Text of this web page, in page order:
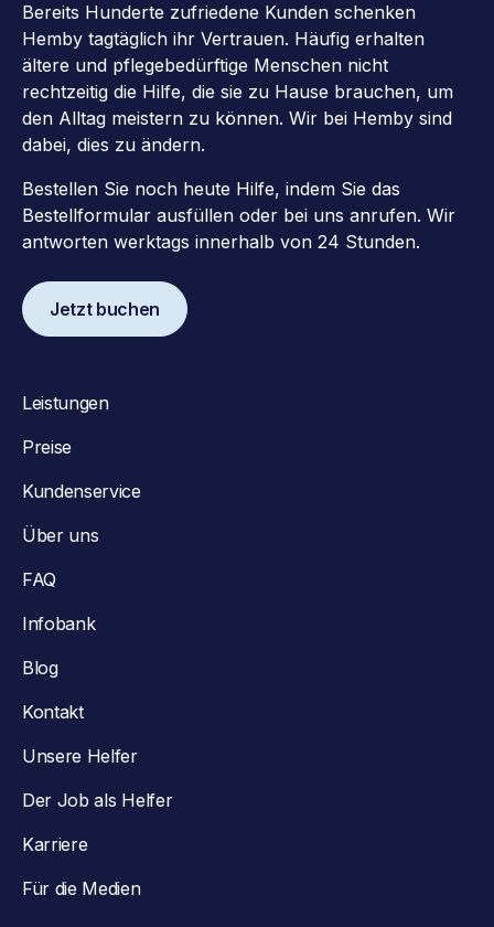
Bereits Hunderte zufriedene Kunden schenken
Hemby tagtäglich ihr Vertrauen. Häufig erhalten
ältere und pflegebedürftige Menschen nicht
rechtzeitig die Hilfe, die sie zu Hause brauchen, um
den Alltag meistern zu können. Wir bei Hemby sind
dabei, dies zu ändern.
Bestellen Sie noch heute Hilfe, indem Sie das
Bestellformular ausfüllen oder bei uns anrufen. Wir
antworten werktags innerhalb von 24 Stunden.
Jetzt buchen
Leistungen
Preise
Kundenservice
Über uns
FAQ
Infobank
Blog
Kontakt
Unsere Helfer
Der Job als Helfer
Karriere
Für die Medien